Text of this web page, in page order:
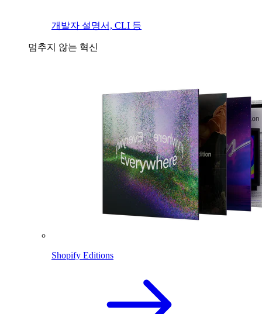
개발자 설명서, CLI 등
멈추지 않는 혁신
Shopify Editions